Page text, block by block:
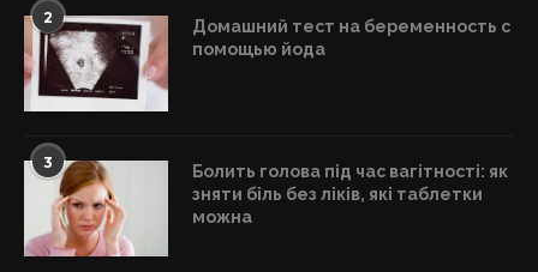
2
Домашний тест на беременность с
помощью йода
3
Болить голова під час вагітності: як
зняти біль без ліків, які таблетки
можна